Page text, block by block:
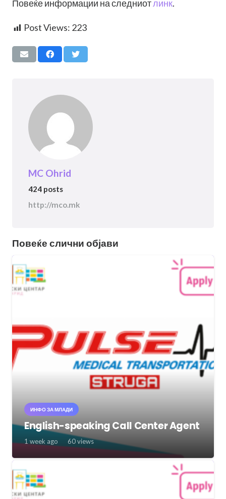
Повеќе информации на следниотлинк.
Post Views: 223
MC Ohrid
424 posts
http://mco.mk
Повеќе слични објави
ИНФО ЗА МЛАДИ
English-speaking Call Center Agent
1 week ago 60views